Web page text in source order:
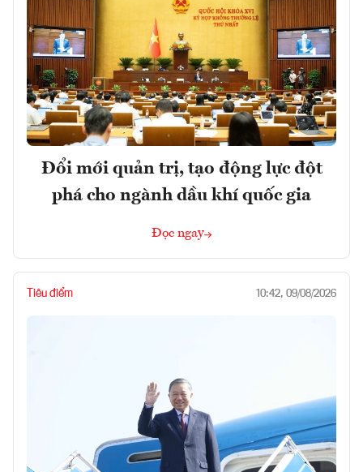
Đổi mới quản trị, tạo động lực đột
phá cho ngành dầu khí quốc gia
Đọc ngay
Tiêu điểm 10:42, 09/08/2026